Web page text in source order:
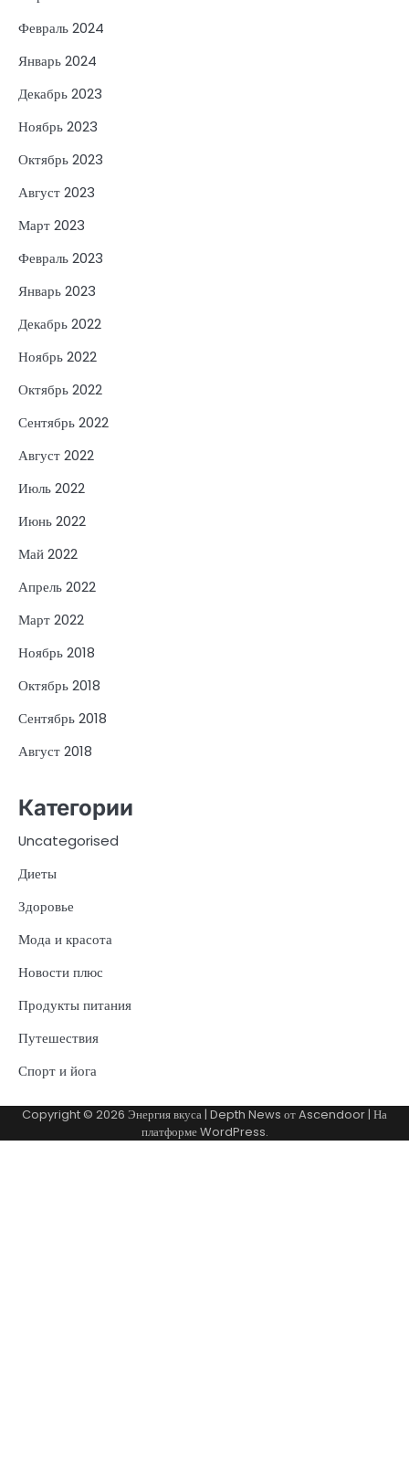
Февраль 2024
Январь 2024
Декабрь 2023
Ноябрь 2023
Октябрь 2023
Август 2023
Март 2023
Февраль 2023
Январь 2023
Декабрь 2022
Ноябрь 2022
Октябрь 2022
Сентябрь 2022
Август 2022
Июль 2022
Июнь 2022
Май 2022
Апрель 2022
Март 2022
Ноябрь 2018
Октябрь 2018
Сентябрь 2018
Август 2018
Категории
Uncategorised
Диеты
Здоровье
Мода и красота
Новости плюс
Продукты питания
Путешествия
Спорт и йога
Copyright © 2026 Энергия вкуса| Depth News отAscendoor| На
платформеWordPress.